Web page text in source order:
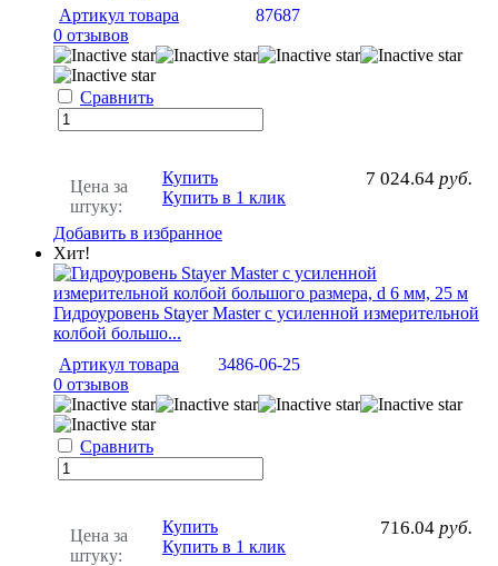
Артикул товара
87687
0 отзывов
Сравнить
Цена за
штуку:
7 024.64 руб.
Купить
Купить в 1 клик
Добавить в избранное
Хит!
Гидроуровень Stayer Master с усиленной измерительной
колбой большо...
Артикул товара
3486-06-25
0 отзывов
Сравнить
Цена за
штуку:
716.04 руб.
Купить
Купить в 1 клик